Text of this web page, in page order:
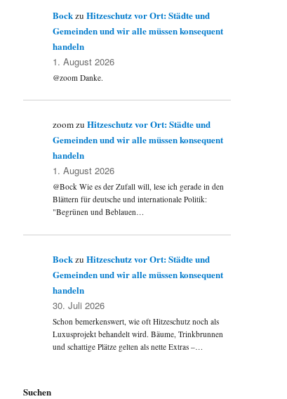
BockzuHitzeschutz vor Ort: Städte und
Gemeinden und wir alle müssen konsequent
handeln
1. August 2026
@zoom Danke.
zoomzuHitzeschutz vor Ort: Städte und
Gemeinden und wir alle müssen konsequent
handeln
1. August 2026
@Bock Wie es der Zufall will, lese ich gerade in den
Blättern für deutsche und internationale Politik:
"Begrünen und Beblauen…
BockzuHitzeschutz vor Ort: Städte und
Gemeinden und wir alle müssen konsequent
handeln
30. Juli 2026
Schon bemerkenswert, wie oft Hitzeschutz noch als
Luxusprojekt behandelt wird. Bäume, Trinkbrunnen
und schattige Plätze gelten als nette Extras –…
Suchen